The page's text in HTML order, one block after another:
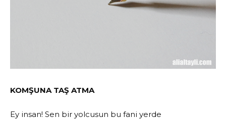
KOMŞUNA TAŞ ATMA
Ey insan! Sen bir yolcusun bu fani yerde